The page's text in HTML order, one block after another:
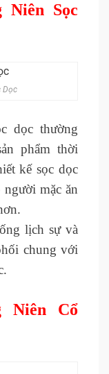
Sọc
Dọc
dọc thường
phẩm thời
kế sọc dọc
mặc ăn
lịch sự và
chung với
Niên Cổ